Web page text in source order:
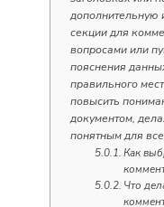
секции для
вопросами или
пояснения
правильного
повысить
документом,
понятным для
Как
Что